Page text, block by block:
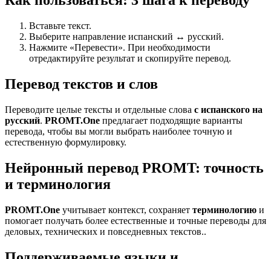
Вставьте текст.
Выберите направление испанский ↔ русский.
Нажмите «Перевести». При необходимости
отредактируйте результат и скопируйте перевод.
Перевод текстов и слов
Переводите целые тексты и отдельные слова с испанского на
русский. PROMT.One предлагает подходящие варианты
перевода, чтобы вы могли выбрать наиболее точную и
естественную формулировку.
Нейронный перевод PROMT: точность
и терминология
PROMT.One учитывает контекст, сохраняет терминологию и
помогает получать более естественные и точные переводы для
деловых, технических и повседневных текстов..